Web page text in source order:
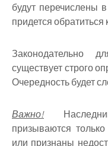
будут перечислены
придется обратиться
Законодательно
существует строго
Очередность будет
Важно!
призываются
или признаны